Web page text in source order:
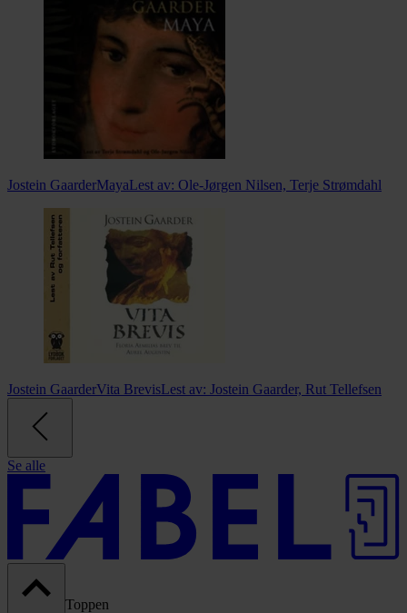
Jostein GaarderMayaLest av: Ole-Jørgen Nilsen, Terje Strømdahl
Jostein GaarderVita BrevisLest av: Jostein Gaarder, Rut Tellefsen
Se alle
Toppen